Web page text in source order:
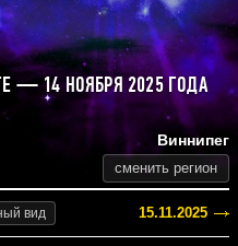
— 14 НОЯБРЯ 2025 ГОДА
Виннипег
сменить регион
вид 15.11.2025